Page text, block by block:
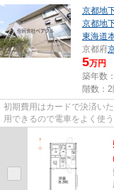
京都地
京都地
東海道
京都府
5万円
築年数
階数：2
初期費用はカードで決済い
用できるので電車をよく使